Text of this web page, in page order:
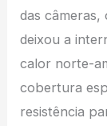
das câmeras,
deixou a
calor norte-
cobertura
resistência